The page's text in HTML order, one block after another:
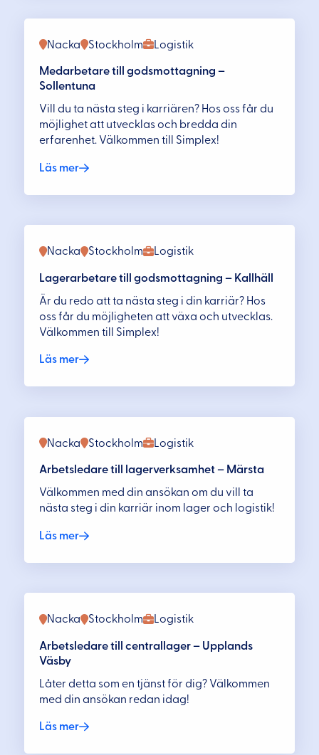
Logistik
Nacka Stockholm
Medarbetare till godsmottagning –
Sollentuna
Vill du ta nästa steg i karriären? Hos oss får du
möjlighet att utvecklas och bredda din
erfarenhet. Välkommen till Simplex!
Läs mer
Logistik
Nacka Stockholm
Lagerarbetare till godsmottagning – Kallhäll
Är du redo att ta nästa steg i din karriär? Hos
oss får du möjligheten att växa och utvecklas.
Välkommen till Simplex!
Läs mer
Logistik
Nacka Stockholm
Arbetsledare till lagerverksamhet – Märsta
Välkommen med din ansökan om du vill ta
nästa steg i din karriär inom lager och logistik!
Läs mer
Logistik
Nacka Stockholm
Arbetsledare till centrallager – Upplands
Väsby
Låter detta som en tjänst för dig? Välkommen
med din ansökan redan idag!
Läs mer